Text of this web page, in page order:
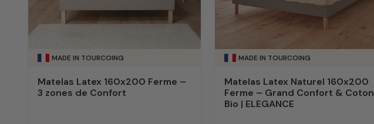
MADE IN TOURCOING
Matelas Latex 160x200 Ferme –
3 zones de Confort
MADE IN TOURCOING
Matelas Latex Naturel 160x200
Ferme – Grand Confort & Coton
Bio | ELEGANCE